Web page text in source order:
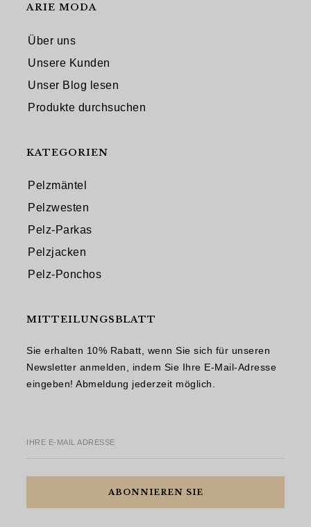
ARIE MODA
Über uns
Unsere Kunden
Unser Blog lesen
Produkte durchsuchen
KATEGORIEN
Pelzmäntel
Pelzwesten
Pelz-Parkas
Pelzjacken
Pelz-Ponchos
MITTEILUNGSBLATT
Sie erhalten 10% Rabatt, wenn Sie sich für unseren
Newsletter anmelden, indem Sie Ihre E-Mail-Adresse
eingeben! Abmeldung jederzeit möglich.
IHRE E-MAIL ADRESSE